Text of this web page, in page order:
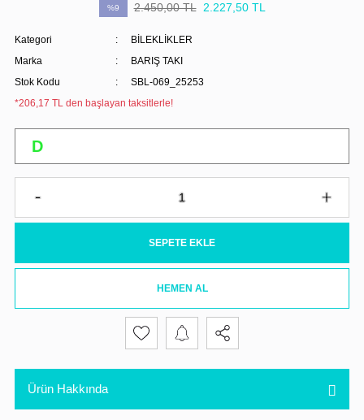
%9 2.450,00 TL 2.227,50 TL
Kategori
BİLEKLİKLER
Marka
BARIŞ TAKI
Stok Kodu
SBL-069_25253
*206,17 TL den başlayan taksitlerle!
SEPETE EKLE
HEMEN AL
Ürün Hakkında